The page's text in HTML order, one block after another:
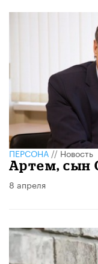
ПЕРСОНА//Новость
​Артем, сын
8 апреля